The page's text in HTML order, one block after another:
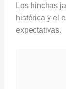
Los hinchas
histórica y el
expectativas.